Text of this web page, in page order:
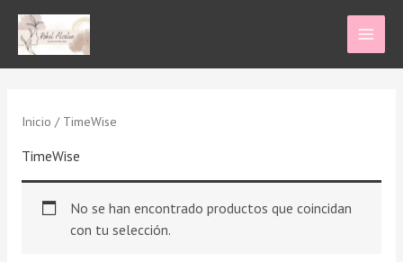
contenido
Inicio / TimeWise
TimeWise
No se han encontrado productos que coincidan
con tu selección.